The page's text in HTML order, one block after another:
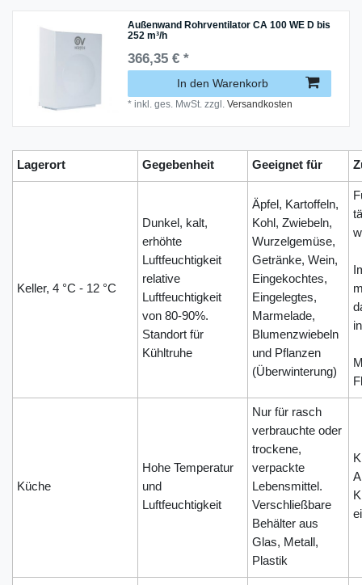
Außenwand Rohrventilator CA 100 WE D bis
252 m³/h
366,35 € *
In den Warenkorb
*inkl. ges. MwSt. zzgl.Versandkosten
Lagerort Gegebenheit Geeignet für
Keller, 4 °C - 12 °C
Dunkel, kalt,
erhöhte
Luftfeuchtigkeit
relative
Luftfeuchtigkeit
von 80-90%.
Standort für
Kühltruhe
Äpfel, Kartoffeln,
Kohl, Zwiebeln,
Wurzelgemüse,
Getränke, Wein,
Eingekochtes,
Eingelegtes,
Marmelade,
Blumenzwiebeln
und Pflanzen
(Überwinterung)
Küche
Hohe Temperatur
und
Luftfeuchtigkeit
Nur für rasch
verbrauchte oder
trockene,
verpackte
Lebensmittel.
Verschließbare
Behälter aus
Glas, Metall,
Plastik